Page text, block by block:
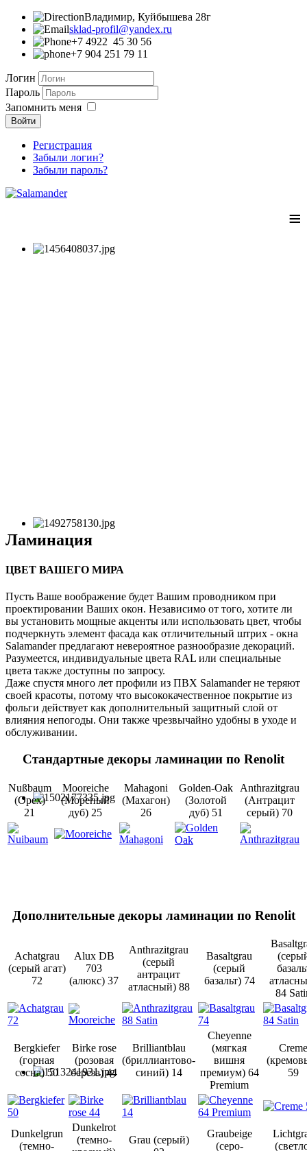
Владимир, Куйбышева 28г
sklad-profil@yandex.ru
+7 4922 45 30 56
+7 904 251 79 11
Логин
Пароль
Запомнить меня
Войти
Регистрация
Забыли логин?
Забыли пароль?
≡
Ламинация
ЦВЕТ ВАШЕГО МИРА
Пусть Ваше воображение будет Вашим проводником при
проектировании Ваших окон. Независимо от того, хотите ли
вы установить мощные акценты или использовать цвет, чтобы
подчеркнуть элемент фасада как отличительный штрих - окна
Salamander предлагают невероятное разнообразие декораций.
Разумеется, индивидуальные цвета RAL или специальные
цвета также доступны по запросу.
Даже спустя много лет профили из ПВХ Salamander не теряют
своей красоты, потому что высококачественное покрытие из
фольги действует как дополнительный защитный слой от
влияния непогоды. Они также чрезвычайно удобны в уходе и
обслуживании.
Стандартные декоры ламинации по Renolit
Nußbaum
(Орех)
21
Mooreiche
(Мореный
дуб) 25
Mahagoni
(Махагон)
26
Golden-Oak
(Золотой
дуб) 51
Anthrazitgrau
(Антрацит
серый) 70
Дополнительные декоры ламинации по Renolit
Achatgrau
(серый агат)
72
Alux DB
703
(алюкс) 37
Anthrazitgrau
(серый
антрацит
атласный) 88
Basaltgrau
(серый
базальт) 74
84
Bergkiefer
(горная
сосна) 50
Birke rose
(розовая
береза) 44
Brilliantblau
(бриллиантово-
синий) 14
Cheyenne
(мягкая
вишня
премиум) 64
Premium
Creme
59
Dunkelgrun
(темно-
Dunkelrot
(темно-
Grau (серый)
Graubeige
(серо-